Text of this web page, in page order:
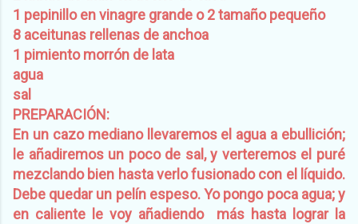
1 pepinillo en vinagre grande o 2 tamaño pequeño
8 aceitunas rellenas de anchoa
1 pimiento morrón de lata
agua
sal
PREPARACIÓN:
En un cazo mediano llevaremos el agua a ebullición;
le añadiremos un poco de sal, y verteremos el puré
mezclando bien hasta verlo fusionado con el líquido.
Debe quedar un pelín espeso. Yo pongo poca agua; y
en caliente le voy añadiendo más hasta lograr la